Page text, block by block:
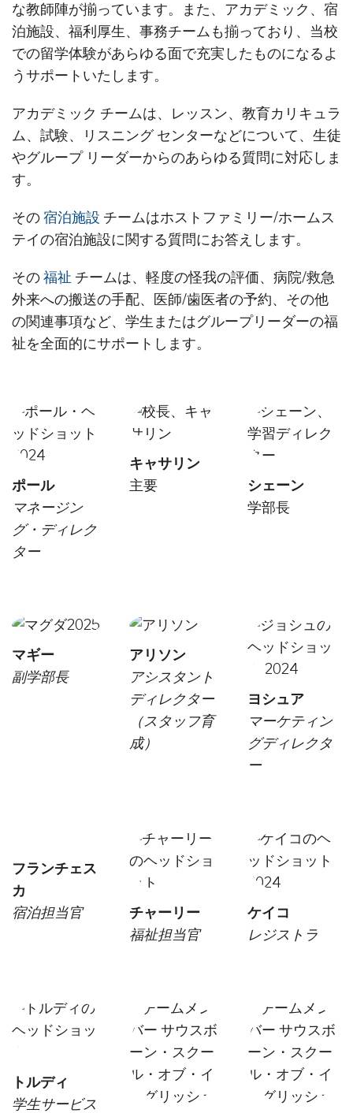
な教師陣が揃っています。また、アカデミック、宿
泊施設、福利厚生、事務チームも揃っており、当校
での留学体験があらゆる面で充実したものになるよ
うサポートいたします。
アカデミック チームは、レッスン、教育カリキュラ
ム、試験、リスニング センターなどについて、生徒
やグループ リーダーからのあらゆる質問に対応しま
す。
その宿泊施設 チームはホストファミリー/ホームス
テイの宿泊施設に関する質問にお答えします。
その福祉 チームは、軽度の怪我の評価、病院/救急
外来への搬送の手配、医師/歯医者の予約、その他
の関連事項など、学生またはグループリーダーの福
祉を全面的にサポートします。
ポール
マネージン
グ・ディレク
ター
キャサリン
主要
シェーン
学部長
マギー
副学部長
アリソン
アシスタント
ディレクター
（スタッフ育
成）
ヨシュア
マーケティン
グディレクタ
ー
フランチェス
カ
宿泊担当官
チャーリー
福祉担当官
ケイコ
レジストラ
トルディ
学生サービス